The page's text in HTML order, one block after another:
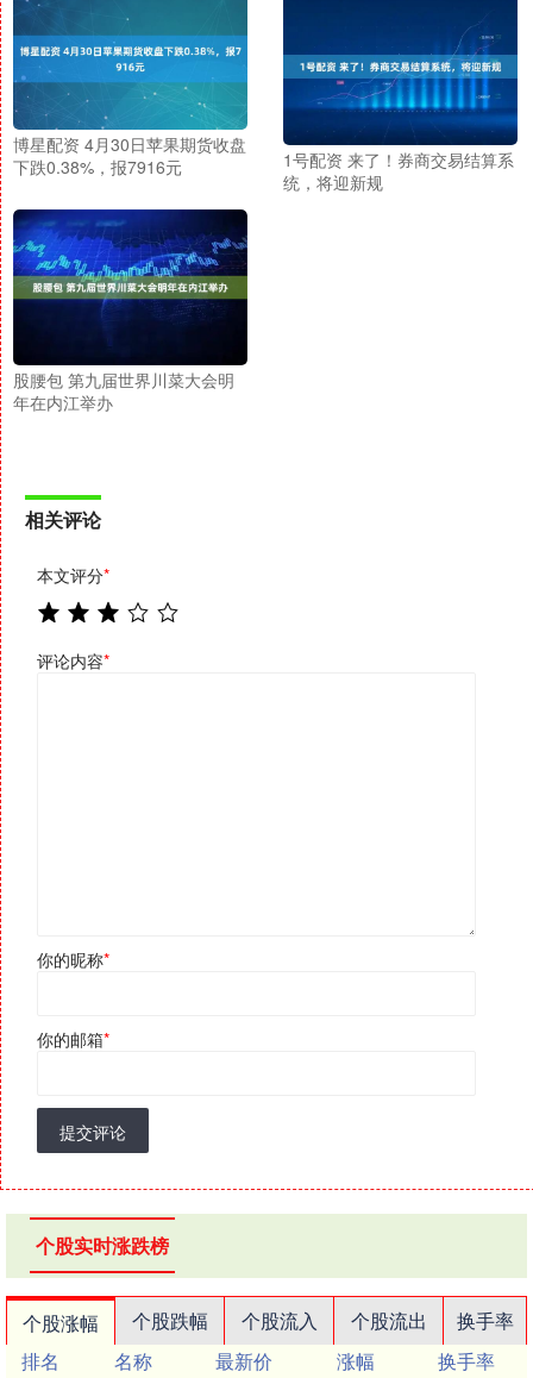
博星配资 4月30日苹果期货收盘
下跌0.38%，报7916元
1号配资 来了！券商交易结算系
统，将迎新规
股腰包 第九届世界川菜大会明
年在内江举办
相关评论
本文评分*
评论内容*
你的昵称*
你的邮箱*
提交评论
个股实时涨跌榜
个股涨幅 个股跌幅 个股流入 个股流出
换手率
排名
名称 最新价 涨幅
换手率